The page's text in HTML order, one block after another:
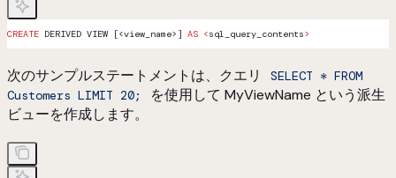
CREATE DERIVED VIEW [<view_name>] AS <sql_query_contents>
次のサンプルステートメントは、クエリ
SELECT * FROM
Customers LIMIT 20;
を使用して MyViewName という派生
ビューを作成します。